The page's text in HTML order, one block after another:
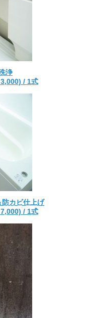
浄
/ 1式
防カビ仕上げ
/ 1式